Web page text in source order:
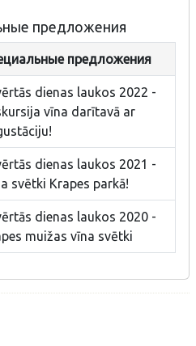
предложения
предложения
dienas laukos 2022 -
vīna darītavā ar
dienas laukos 2021 -
svētki Krapes parkā!
dienas laukos 2020 -
muižas vīna svētki